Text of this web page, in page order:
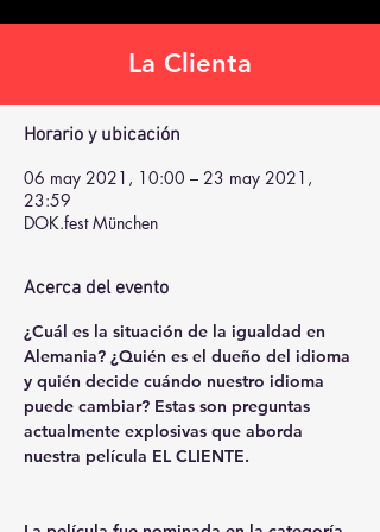
La Clienta
Horario y ubicación
06 may 2021, 10:00 – 23 may 2021,
23:59
DOK.fest München
Acerca del evento
¿Cuál es la situación de la igualdad en
Alemania? ¿Quién es el dueño del idioma
y quién decide cuándo nuestro idioma
puede cambiar? Estas son preguntas
actualmente explosivas que aborda
nuestra película EL CLIENTE.